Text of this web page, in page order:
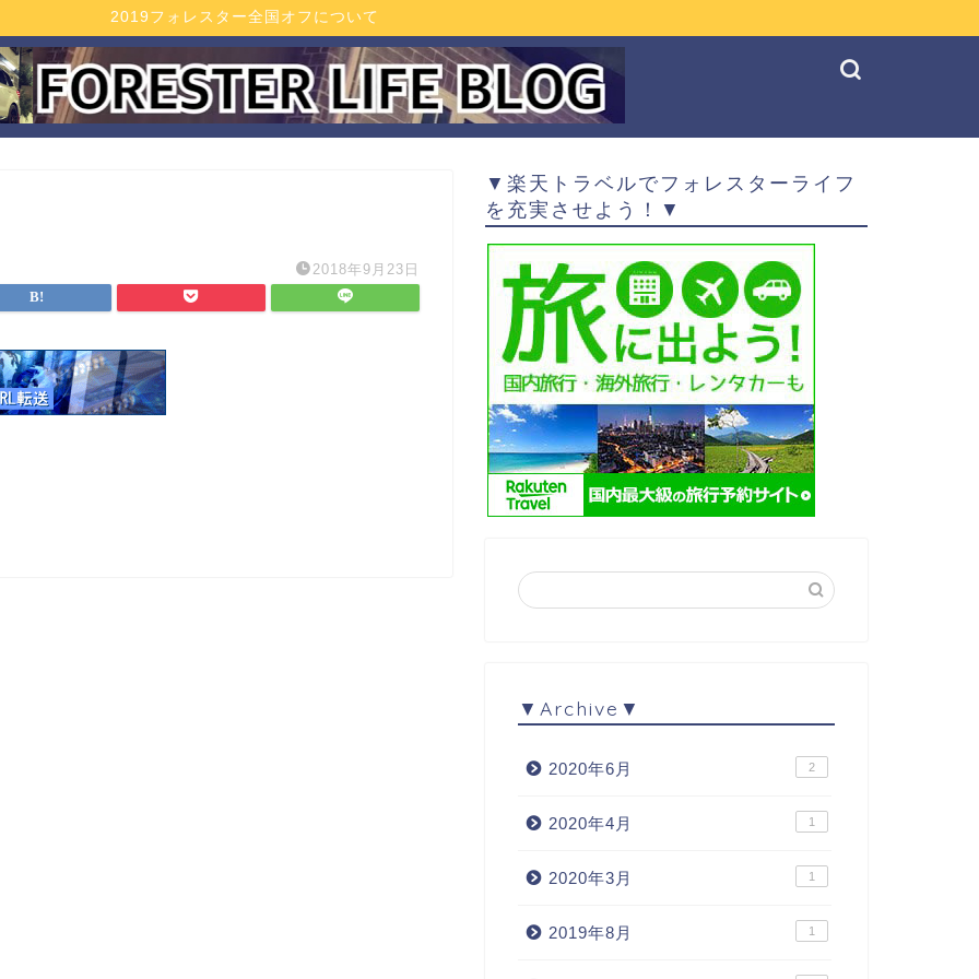
2019フォレスター全国オフについて
2018年9月23日
▼楽天トラベルでフォレスターライフ
を充実させよう！▼
▼Archive▼
2020年6月 2
2020年4月 1
2020年3月 1
2019年8月 1